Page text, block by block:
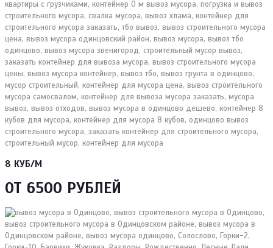
8 КУБ/М
ОТ 6500 РУБЛЕЙ